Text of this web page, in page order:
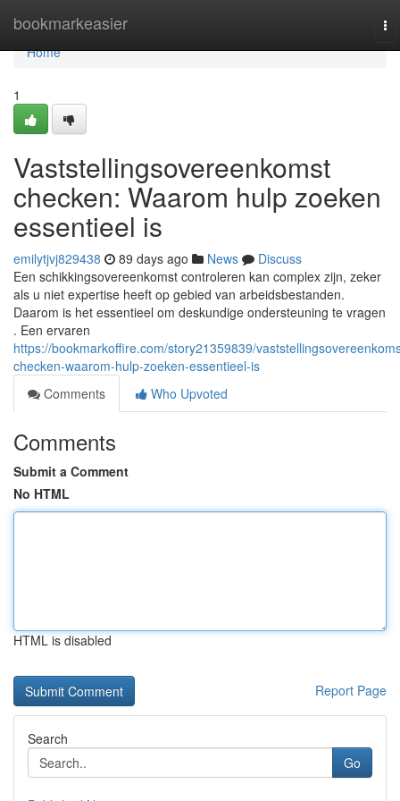
bookmarkeasier
Home
Home
1
Vaststellingsovereenkomst
checken: Waarom hulp zoeken
essentieel is
emilytjvj829438 89 days ago News
Discuss
Een schikkingsovereenkomst controleren kan complex zijn, zeker
als u niet expertise heeft op gebied van arbeidsbestanden.
Daarom is het essentieel om deskundige ondersteuning te vragen
. Een ervaren
https://bookmarkoffire.com/story21359839/
checken-waarom-hulp-zoeken-essentieel-is
Comments
Who Upvoted
Comments
Submit a Comment
No HTML
HTML is disabled
Report Page
Search
Go